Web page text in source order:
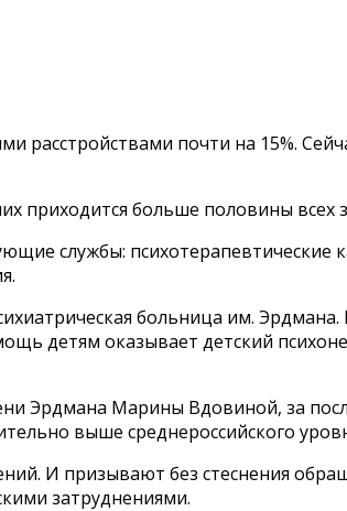
расстройствами почти на 15%.
приходится больше половины всех
службы: психотерапевтические
больница им. Эрдмана.
детям оказывает детский
Эрдмана Марины Вдовиной, за
выше среднероссийского
И призывают без стеснения
затруднениями.